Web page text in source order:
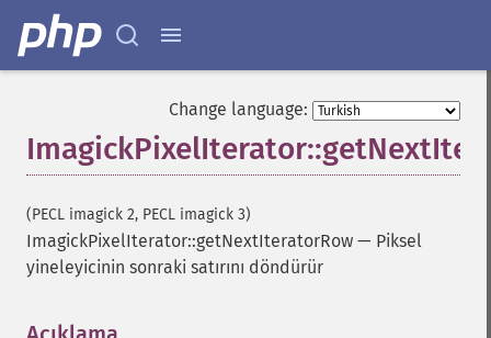
Change language:
(PECL imagick 2, PECL imagick 3)
ImagickPixelIterator::getNextIteratorRow — Piksel
yineleyicinin sonraki satırını döndürür